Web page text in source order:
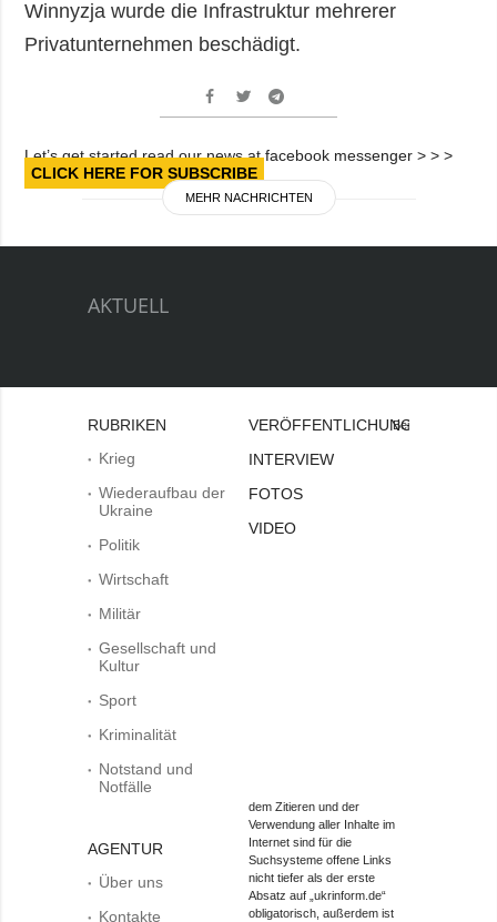
Winnyzja wurde die Infrastruktur mehrerer
Privatunternehmen beschädigt.
Let’s get started read our news at facebook messenger > > >
CLICK HERE FOR SUBSCRIBE
MEHR NACHRICHTEN
AKTUELL
RUBRIKEN
Krieg
Wiederaufbau der
Ukraine
Politik
Wirtschaft
Militär
Gesellschaft und
Kultur
Sport
Kriminalität
Notstand und
Notfälle
AGENTUR
Über uns
Kontakte
VERÖFFENTLICHUNGEN
INTERVIEW
FOTOS
VIDEO
Bei
dem Zitieren und der
Verwendung aller Inhalte im
Internet sind für die
Suchsysteme offene Links
nicht tiefer als der erste
Absatz auf „ukrinform.de“
obligatorisch, außerdem ist